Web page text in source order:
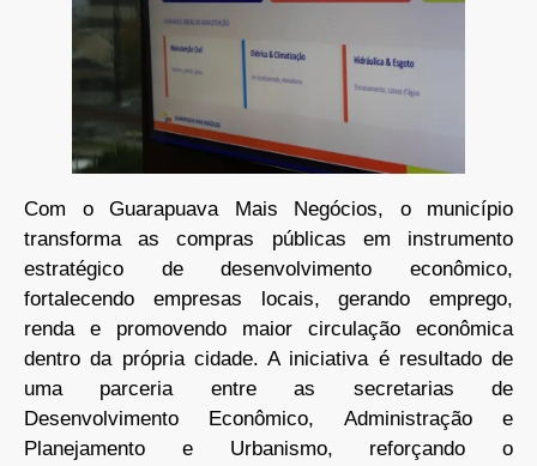
Com o Guarapuava Mais Negócios, o município
transforma as compras públicas em instrumento
estratégico de desenvolvimento econômico,
fortalecendo empresas locais, gerando emprego,
renda e promovendo maior circulação econômica
dentro da própria cidade. A iniciativa é resultado de
uma parceria entre as secretarias de
Desenvolvimento Econômico, Administração e
Planejamento e Urbanismo, reforçando o